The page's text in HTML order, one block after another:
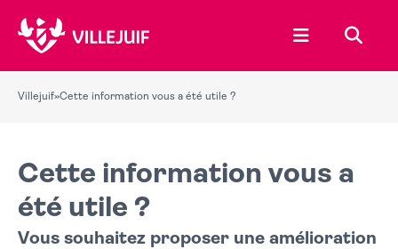
Ouvrir le
Villejuif»Cette information vous a été utile ?
Cette information vous a
été utile ?
Vous souhaitez proposer une amélioration